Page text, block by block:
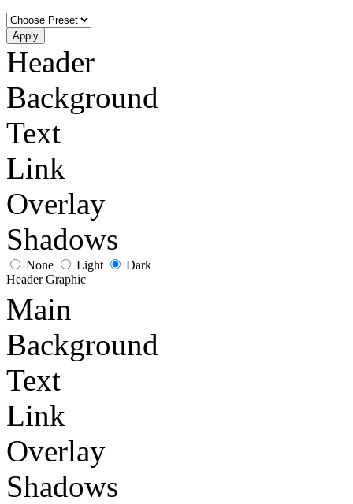
Apply
Header
Background
Text
Link
Overlay
Shadows
None Light
Dark
Header Graphic
Main
Background
Text
Link
Overlay
Shadows